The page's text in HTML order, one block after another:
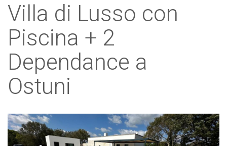
Villa di Lusso con
Piscina + 2
Dependance a
Ostuni